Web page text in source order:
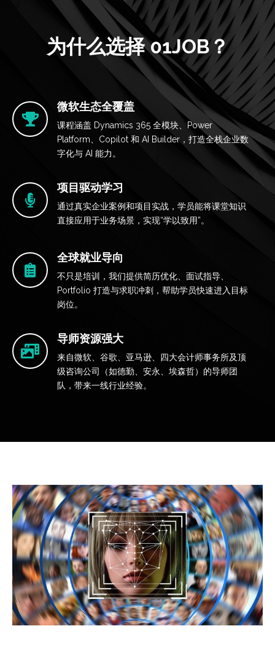
为什么选择 01JOB？
微软生态全覆盖
课程涵盖 Dynamics 365 全模块、Power
Platform、Copilot 和 AI Builder，打造全栈企业数
字化与 AI 能力。
项目驱动学习
通过真实企业案例和项目实战，学员能将课堂知识
直接应用于业务场景，实现“学以致用”。
全球就业导向
不只是培训，我们提供简历优化、面试指导、
Portfolio 打造与求职冲刺，帮助学员快速进入目标
岗位。
导师资源强大
来自微软、谷歌、亚马逊、四大会计师事务所及顶
级咨询公司（如德勤、安永、埃森哲）的导师团
队，带来一线行业经验。